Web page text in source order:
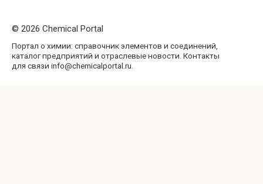
© 2026 Chemical Portal
Портал о химии: справочник элементов и соединений,
каталог предприятий и отраслевые новости. Контакты
для связи info@chemicalportal.ru.